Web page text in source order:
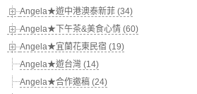
Angela★遊中港澳泰新菲 (34)
Angela★下午茶&美食心情 (60)
Angela★宜蘭花東民宿 (19)
Angela★遊台灣 (14)
Angela★合作邀稿 (24)